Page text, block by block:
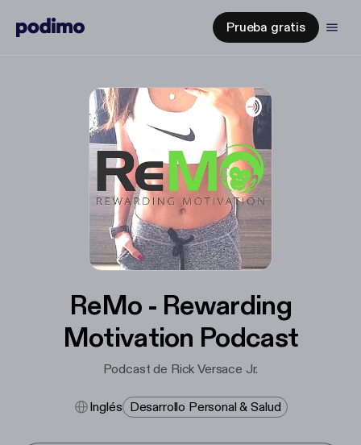
Prueba gratis
ReMo - Rewarding
Motivation Podcast
Podcast de Rick Versace Jr.
Inglés Desarrollo Personal & Salud